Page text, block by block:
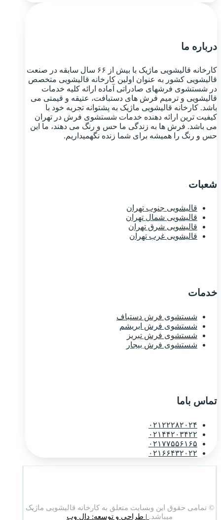
درباره ما
کارخانه قالیشویی ماژیک با بیش از ۶۶ سال سابقه در صنعت
قالیشویی کشور به عنوان اولین کارخانه قالیشویی متخصص
در شستشوی فرشهای صادراتی آماده ارائه کلیه خدمات
قالیشویی و ترمیم فرش های دستبافت، عتیقه و قیمتی می
باشد. کارخانه قالیشویی ماژیک به پشتوانه تجربه خود با
کیفیت ترین ارائه دهنده خدمات شستشوی فرش در تهران
می باشد. فرش ها به زندگی ما حس و رنگ می دهند، ما این
حس و رنگ را همیشه برای شما زنده نگهمیداریم.
شعبات
قالیشویی جنوب تهران
قالیشویی شمال تهران
قالیشویی شرق تهران
قالیشویی غرب تهران
خدمات
شستشوی فرش دستباف
شستشوی فرش ابریشم
شستشوی فرش تبریز
شستشوی فرش بیجار
تماس باما
۰۲۱۲۲۲۸۲۰۲۴
۰۲۱۴۴۲۰۳۴۲۲
۰۲۱۷۷۵۵۶۱۶۵
۰۲۱۶۶۴۳۲۰۲۲
© تمامی حقوق این وبسایت متعلق به کارخانه قالیشویی ماژیک
میباشد. | طراحی و توسعه: دال وب